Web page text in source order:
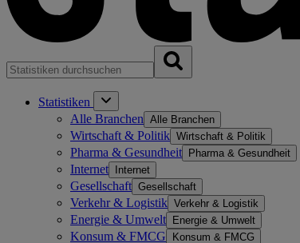
Statistiken
Alle Branchen Alle Branchen
Wirtschaft & Politik Wirtschaft & Politik
Pharma & Gesundheit Pharma & Gesundheit
Internet Internet
Gesellschaft Gesellschaft
Verkehr & Logistik Verkehr & Logistik
Energie & Umwelt Energie & Umwelt
Konsum & FMCG Konsum & FMCG